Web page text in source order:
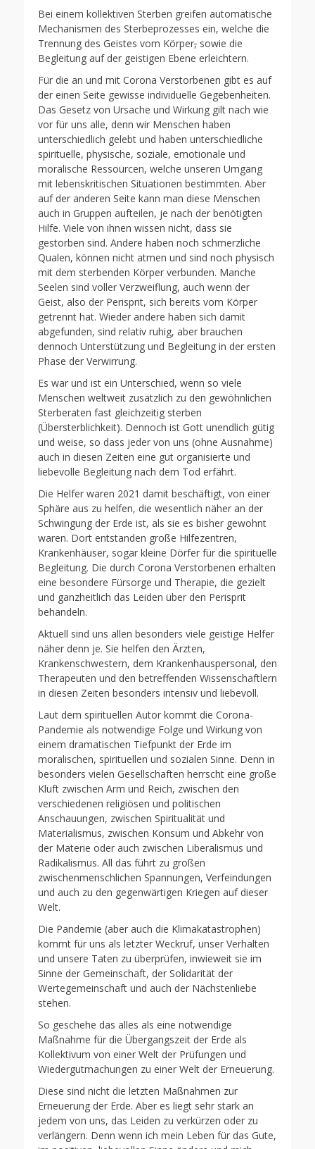
Bei einem kollektiven Sterben greifen automatische
Mechanismen des Sterbeprozesses ein, welche die
Trennung des Geistes vom Körper, sowie die
Begleitung auf der geistigen Ebene erleichtern.
Für die an und mit Corona Verstorbenen gibt es auf
der einen Seite gewisse individuelle Gegebenheiten.
Das Gesetz von Ursache und Wirkung gilt nach wie
vor für uns alle, denn wir Menschen haben
unterschiedlich gelebt und haben unterschiedliche
spirituelle, physische, soziale, emotionale und
moralische Ressourcen, welche unseren Umgang
mit lebenskritischen Situationen bestimmten. Aber
auf der anderen Seite kann man diese Menschen
auch in Gruppen aufteilen, je nach der benötigten
Hilfe. Viele von ihnen wissen nicht, dass sie
gestorben sind. Andere haben noch schmerzliche
Qualen, können nicht atmen und sind noch physisch
mit dem sterbenden Körper verbunden. Manche
Seelen sind voller Verzweiflung, auch wenn der
Geist, also der Perisprit, sich bereits vom Körper
getrennt hat. Wieder andere haben sich damit
abgefunden, sind relativ ruhig, aber brauchen
dennoch Unterstützung und Begleitung in der ersten
Phase der Verwirrung.
Es war und ist ein Unterschied, wenn so viele
Menschen weltweit zusätzlich zu den gewöhnlichen
Sterberaten fast gleichzeitig sterben
(Übersterblichkeit). Dennoch ist Gott unendlich gütig
und weise, so dass jeder von uns (ohne Ausnahme)
auch in diesen Zeiten eine gut organisierte und
liebevolle Begleitung nach dem Tod erfährt.
Die Helfer waren 2021 damit beschäftigt, von einer
Sphäre aus zu helfen, die wesentlich näher an der
Schwingung der Erde ist, als sie es bisher gewohnt
waren. Dort entstanden große Hilfezentren,
Krankenhäuser, sogar kleine Dörfer für die spirituelle
Begleitung. Die durch Corona Verstorbenen erhalten
eine besondere Fürsorge und Therapie, die gezielt
und ganzheitlich das Leiden über den Perisprit
behandeln.
Aktuell sind uns allen besonders viele geistige Helfer
näher denn je. Sie helfen den Ärzten,
Krankenschwestern, dem Krankenhauspersonal, den
Therapeuten und den betreffenden Wissenschaftlern
in diesen Zeiten besonders intensiv und liebevoll.
Laut dem spirituellen Autor kommt die Corona-
Pandemie als notwendige Folge und Wirkung von
einem dramatischen Tiefpunkt der Erde im
moralischen, spirituellen und sozialen Sinne. Denn in
besonders vielen Gesellschaften herrscht eine große
Kluft zwischen Arm und Reich, zwischen den
verschiedenen religiösen und politischen
Anschauungen, zwischen Spiritualität und
Materialismus, zwischen Konsum und Abkehr von
der Materie oder auch zwischen Liberalismus und
Radikalismus. All das führt zu großen
zwischenmenschlichen Spannungen, Verfeindungen
und auch zu den gegenwärtigen Kriegen auf dieser
Welt.
Die Pandemie (aber auch die Klimakatastrophen)
kommt für uns als letzter Weckruf, unser Verhalten
und unsere Taten zu überprüfen, inwieweit sie im
Sinne der Gemeinschaft, der Solidarität der
Wertegemeinschaft und auch der Nächstenliebe
stehen.
So geschehe das alles als eine notwendige
Maßnahme für die Übergangszeit der Erde als
Kollektivum von einer Welt der Prüfungen und
Wiedergutmachungen zu einer Welt der Erneuerung.
Diese sind nicht die letzten Maßnahmen zur
Erneuerung der Erde. Aber es liegt sehr stark an
jedem von uns, das Leiden zu verkürzen oder zu
verlängern. Denn wenn ich mein Leben für das Gute,